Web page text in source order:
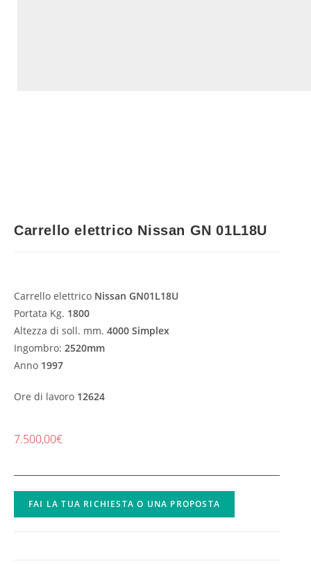
Carrello elettrico Nissan GN 01L18U
Carrello elettrico Nissan GN01L18U
Portata Kg. 1800
Altezza di soll. mm. 4000 Simplex
Ingombro: 2520mm
Anno 1997
Ore di lavoro 12624
7.500,00€
FAI LA TUA RICHIESTA O UNA PROPOSTA